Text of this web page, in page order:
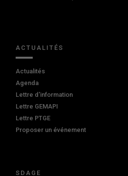
ACTUALITÉS
Actualités
Agenda
Lettre d'information
Lettre GEMAPI
Lettre PTGE
Proposer un événement
SDAGE